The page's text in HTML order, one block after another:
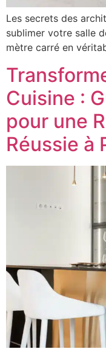
Les secrets des
sublimer votre salle
mètre carré en
Cuisine :
pour une
Réussie à